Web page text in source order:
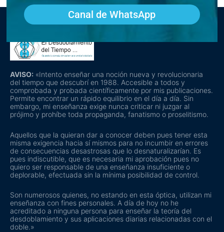
Canal de WhatsApp
AVISO: «Intento enseñar una noción nueva y revolucionaria
del tiempo que descubrí en 1988. Accesible a todos y
comprobada y probada científicamente por mis publicaciones.
Permite encontrar un rápido equilibrio en el día a día. Sin
embargo, mi enseñanza exige nunca criticar ni juzgar al
prójimo y prohíbe toda propaganda, fanatismo o proselitismo.
Aquellos que la quieran dar a conocer deben pues tener esta
misma exigencia hacia sí mismos para no incumbir en errores
de consecuencias desastrosas que lo desnaturalizarían. Es
pues indiscutible, que es necesaria mi aprobación pues no
quiero ser responsable de una enseñanza insuficiente o
deplorable, efectuada sin la mínima posibilidad de control.
Son numerosos quienes, no estando en esta óptica, utilizan mi
enseñanza con fines personales. A día de hoy no he
acreditado a ninguna persona para enseñar la teoría del
desdoblamiento y sus aplicaciones diarias relacionadas con el
doble.»